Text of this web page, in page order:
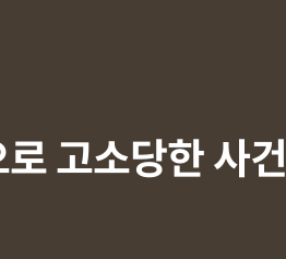
고소당한 사건